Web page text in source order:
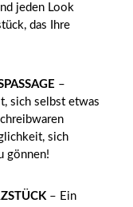
jeden Look
das Ihre
–
sich selbst etwas
sich
gönnen!
– Ein